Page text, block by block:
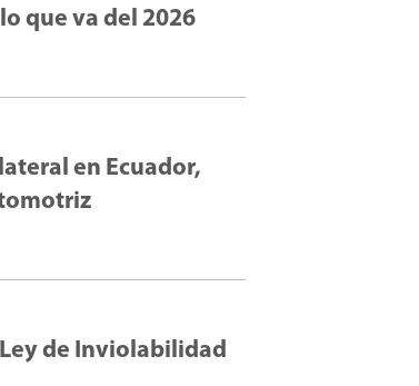
que va del 2026
en Ecuador,
de Inviolabilidad